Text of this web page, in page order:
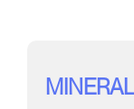
MINERAL